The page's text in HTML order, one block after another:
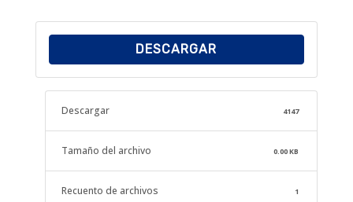
DESCARGAR
Descargar 4147
Tamaño del archivo 0.00 KB
Recuento de archivos 1